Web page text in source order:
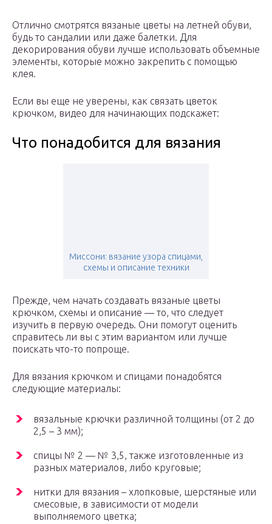
Отлично смотрятся вязаные цветы на летней обуви,
будь то сандалии или даже балетки. Для
декорирования обуви лучше использовать объемные
элементы, которые можно закрепить с помощью
клея.
Если вы еще не уверены, как связать цветок
крючком, видео для начинающих подскажет:
Что понадобится для вязания
Миссони: вязание узора спицами,
схемы и описание техники
Прежде, чем начать создавать вязаные цветы
крючком, схемы и описание — то, что следует
изучить в первую очередь. Они помогут оценить
справитесь ли вы с этим вариантом или лучше
поискать что-то попроще.
Для вязания крючком и спицами понадобятся
следующие материалы:
вязальные крючки различной толщины (от 2 до
2,5 – 3 мм);
спицы № 2 — № 3,5, также изготовленные из
разных материалов, либо круговые;
нитки для вязания – хлопковые, шерстяные или
смесовые, в зависимости от модели
выполняемого цветка;